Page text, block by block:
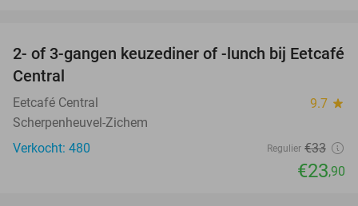
28%
2- of 3-gangen keuzediner of -lunch bij Eetcafé
Central
Eetcafé Central 9.7 star
Scherpenheuvel-Zichem
Verkocht: 480
Regulier €33
€23,90